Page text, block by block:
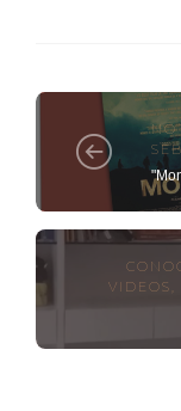
VIDEOS